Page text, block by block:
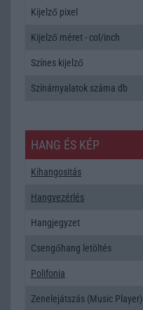
Kijelző pixel
Kijelző méret - col/inch
Színes kijelző
Színárnyalatok száma db
HANG ÉS KÉP
Kihangositás
Hangvezérlés
Hangjegyzet
Csengőhang letöltés
Polifonia
Zenelejátszás (Music Player)